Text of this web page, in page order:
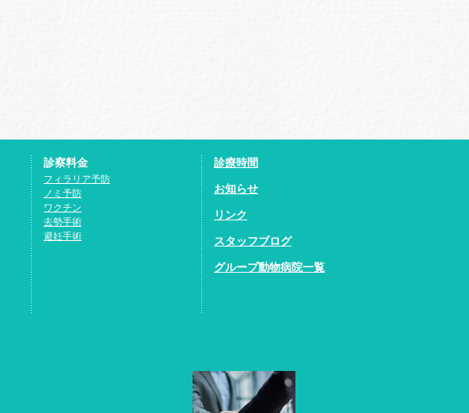
診察料金
フィラリア予防
ノミ予防
ワクチン
去勢手術
避妊手術
診療時間
お知らせ
リンク
スタッフブログ
グループ動物病院一覧